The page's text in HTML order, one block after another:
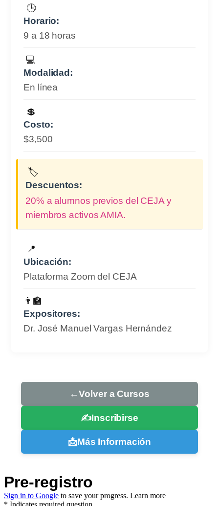
🕒
Horario:
9 a 18 horas
💻
Modalidad:
En línea
💲
Costo:
$3,500
🏷️
Descuentos:
20% a alumnos previos del CEJA y
miembros activos AMIA.
📍
Ubicación:
Plataforma Zoom del CEJA
👨‍🏫
Expositores:
Dr. José Manuel Vargas Hernández
←Volver a Cursos
✍️Inscribirse
📩Más Información